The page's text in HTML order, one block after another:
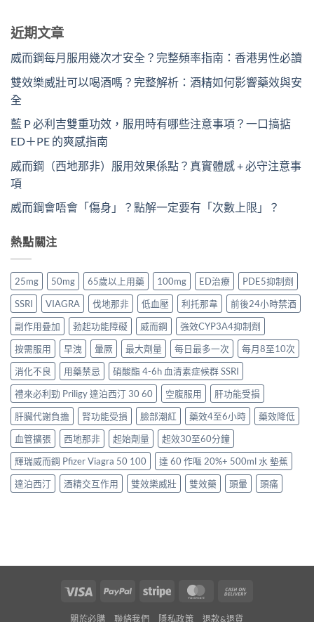
近期文章
威而鋼每月服用幾次才安全？完整頻率指南：香港男性必讀
雙效樂威壯可以喝酒嗎？完整解析：酒精如何影響藥效與安
全
藍 P 必利吉雙重功效，服用時有哪些注意事項？一口搞掂
ED＋PE 的爽感指南
威而鋼（西地那非）服用效果係點？真實體感 + 必守注意事
項
威而鋼會唔會「傷身」？點解一定要有「次數上限」？
熱點關注
25mg 50mg 65歲以上用藥 100mg ED治療
PDE5抑制劑
SSRI
VIAGRA 伐地那非 低血壓 利托那韋
前後24小時禁酒
副作用疊加
勃起功能障礙 威而鋼
強效CYP3A4抑制劑
按需服用
早洩 暈厥 最大劑量 每日最多一次
每月8至10次
消化不良
用藥禁忌
硝酸酯 4-6h 血清素症候群 SSRI
禮來必利勁 Priligy 達泊西汀 30 60
空腹服用
肝功能受損
肝臟代謝負擔
腎功能受損 臉部潮紅 藥效4至6小時
藥效降低
血管擴張
西地那非 起始劑量
起效30至60分鐘
輝瑞威而鋼 Pfizer Viagra 50 100
達 60 作嘔 20%+ 500ml 水 墊蕉
達泊西汀
酒精交互作用 雙效樂威壯 雙效藥 頭暈 頭痛
Visa PayPal Stripe MasterCard
關於必購 聯絡我們 隱私政策 退款&退貨